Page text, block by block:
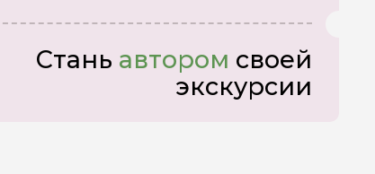
Стань автором своей
экскурсии